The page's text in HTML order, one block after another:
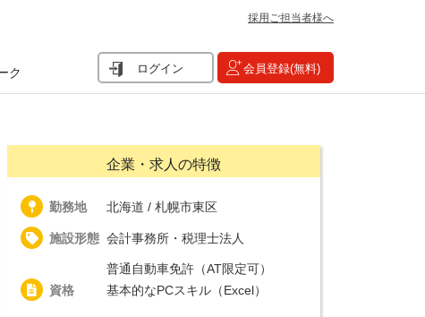
採用ご担当者様へ
ク ログイン 会員登録(無料)
企業・求人の特徴
勤務地 北海道 / 札幌市東区
施設形態 会計事務所・税理士法人
資格
普通自動車免許（AT限定可）
基本的なPCスキル（Excel）